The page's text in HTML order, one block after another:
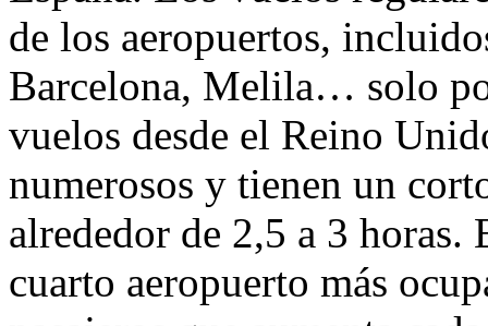
de los aeropuertos,
Barcelona, Melila… solo
vuelos desde el Reino
numerosos y tienen un
alrededor de 2,5 a 3 horas.
cuarto aeropuerto más